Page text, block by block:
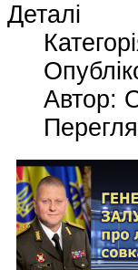
Деталі
Автор: